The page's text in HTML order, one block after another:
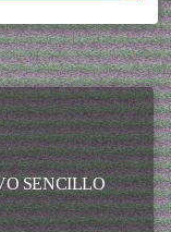
SENCILLO